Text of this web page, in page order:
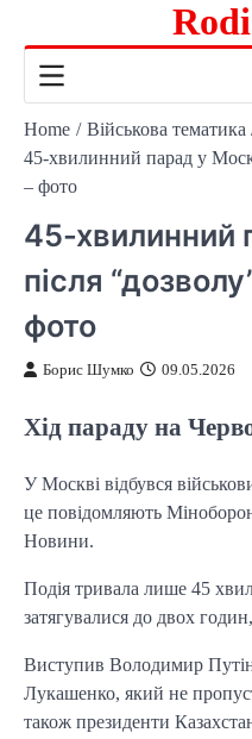
content
Home
Військова тематика
45-хвилинний парад у
– фото
45-хвилинний
після
фото
Борис Шумко 09.05.2026
Хід параду на
У Москві відбувся
це повідомляють
Новини.
Подія тривала лише 45
затягувалися до двох
Виступив Володимир
Лукашенко, який не
також президенти